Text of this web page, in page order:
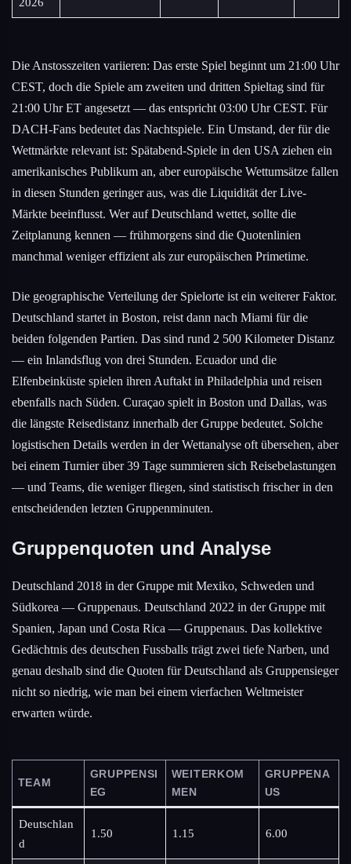
Die Anstosszeiten variieren: Das erste Spiel beginnt um 21:00 Uhr
CEST, doch die Spiele am zweiten und dritten Spieltag sind für
21:00 Uhr ET angesetzt — das entspricht 03:00 Uhr CEST. Für
DACH-Fans bedeutet das Nachtspiele. Ein Umstand, der für die
Wettmärkte relevant ist: Spätabend-Spiele in den USA ziehen ein
amerikanisches Publikum an, aber europäische Wettumsätze fallen
in diesen Stunden geringer aus, was die Liquidität der Live-
Märkte beeinflusst. Wer auf Deutschland wettet, sollte die
Zeitplanung kennen — frühmorgens sind die Quotenlinien
manchmal weniger effizient als zur europäischen Primetime.
Die geographische Verteilung der Spielorte ist ein weiterer Faktor.
Deutschland startet in Boston, reist dann nach Miami für die
beiden folgenden Partien. Das sind rund 2 500 Kilometer Distanz
— ein Inlandsflug von drei Stunden. Ecuador und die
Elfenbeinküste spielen ihren Auftakt in Philadelphia und reisen
ebenfalls nach Süden. Curaçao spielt in Boston und Dallas, was
die längste Reisedistanz innerhalb der Gruppe bedeutet. Solche
logistischen Details werden in der Wettanalyse oft übersehen, aber
bei einem Turnier über 39 Tage summieren sich Reisebelastungen
— und Teams, die weniger fliegen, sind statistisch frischer in den
entscheidenden letzten Gruppenminuten.
Gruppenquoten und Analyse
Deutschland 2018 in der Gruppe mit Mexiko, Schweden und
Südkorea — Gruppenaus. Deutschland 2022 in der Gruppe mit
Spanien, Japan und Costa Rica — Gruppenaus. Das kollektive
Gedächtnis des deutschen Fussballs trägt zwei tiefe Narben, und
genau deshalb sind die Quoten für Deutschland als Gruppensieger
nicht so niedrig, wie man bei einem vierfachen Weltmeister
erwarten würde.
TEAM
GRUPPENSI
EG
WEITERKOM
MEN
GRUPPENA
US
Deutschlan
d
1.50 1.15 6.00